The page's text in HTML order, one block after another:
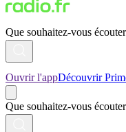
Que souhaitez-vous
Ouvrir l'appDécouvrir
Que souhaitez-vous